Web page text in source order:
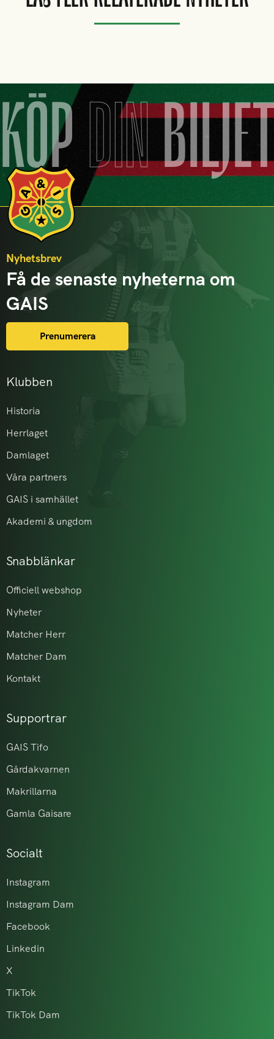
KÖPDIN
Klubben
Historia
Herrlaget
Damlaget
Våra partners
GAIS i samhället
Akademi & ungdom
Snabblänkar
Officiell webshop
Nyheter
Matcher Herr
Matcher Dam
Kontakt
Supportrar
GAIS Tifo
Gårdakvarnen
Makrillarna
Gamla Gaisare
Socialt
Instagram
Instagram Dam
Facebook
Linkedin
X
TikTok
TikTok Dam
Nyhetsbrev
Få de senaste nyheterna om
GAIS
Prenumerera